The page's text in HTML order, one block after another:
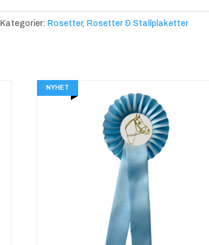
Kanin
Kaninhopp
Kategorier: Rosetter, Rosetter & Stallplaketter
NYHET